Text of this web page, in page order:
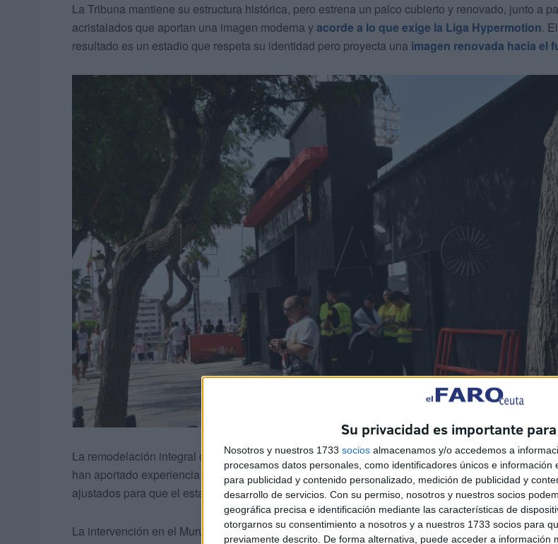
Su privacidad es importante
Nosotros y nuestros 1733 socios almacenamos y/o accedemos a
procesamos datos personales, como identificadores únicos e
para publicidad y contenido personalizado, medición de publicidad y
desarrollo de servicios. Con su permiso, nosotros y nuestros socios
geográfica precisa e identificación mediante las características de
otorgarnos su consentimiento a nosotros y a nuestros 1733 socios para
previamente descrito. De forma alternativa, puede acceder a información
La Tribuna mantiene su estructura histórica, pero estrena un palco cubierto y renovado, junto a
acristalados que aportan una imagen moderna yacorde a lo que exige la Liga Hypermotion. El
resultado es un estadio que respeta su identidad pero proyecta una imagen renovada hacia el
La remodelación integral del Murube se ha ejecutado gracias al trabajo deCyesyMolcaWorld.
han aportado experiencia y capacidad técnica en construcción y obra civil, cumpliendo unos
ajustados para que el estadio estuviera operativo a tiempo.
La intervención en el Murube partía de un reto complejo: adaptar un estadio histórico a las